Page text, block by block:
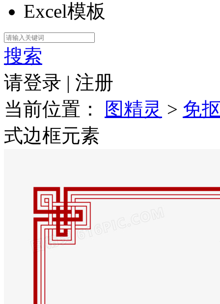
Excel模板
搜索
请登录 | 注册
当前位置：
图精灵 > 免
式边框元素